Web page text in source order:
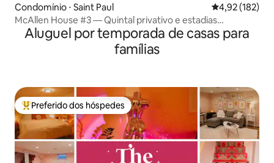
Condomínio ⋅ Saint Paul 4,92 de uma
4,92 (182)
McAllen House #3 — Quintal privativo e estadias
prolongadas
Aluguel por temporada de casas para
famílias
Entre os melhores preferidos dos hóspedes
Preferido dos hóspedes